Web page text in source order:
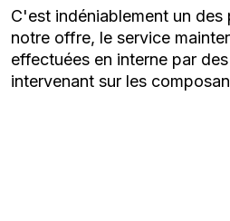
C'est indéniablement un
notre offre, le service
effectuées en interne par
intervenant sur les